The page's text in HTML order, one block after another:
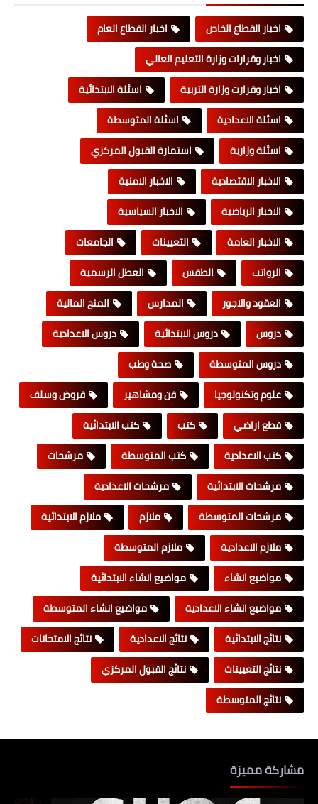
اخبار القطاع الخاص
اخبار القطاع العام
اخبار وقرارات وزارة التعليم العالي
اخبار وقرارت وزارة التربية
اسئلة الابتدائية
اسئلة الاعدادية
اسئلة المتوسطة
اسئلة وزارية
استمارة القبول المركزي
الاخبار الاقتصادية
الاخبار الامنية
الاخبار الرياضية
الاخبار السياسية
الاخبار العامة
التعيينات
الجامعات
الرواتب
الطقس
العطل الرسمية
العقود والاجور
المدارس
المنح المالية
دروس
دروس الابتدائية
دروس الاعدادية
دروس المتوسطة
صحة وطب
علوم وتكنولوجيا
فن ومشاهير
قروض وسلف
قطع اراضي
كتب
كتب الابتدائية
كتب الاعدادية
كتب المتوسطة
مرشحات
مرشحات الابتدائية
مرشحات الاعدادية
مرشحات المتوسطة
ملازم
ملازم الابتدائية
ملازم الاعدادية
ملازم المتوسطة
مواضيع انشاء
مواضيع انشاء الابتدائية
مواضيع انشاء الاعدادية
مواضيع انشاء المتوسطة
نتائج الابتدائية
نتائج الاعدادية
نتائج الامتحانات
نتائج التعيينات
نتائج القبول المركزي
نتائج المتوسطة
مشاركة مميزة